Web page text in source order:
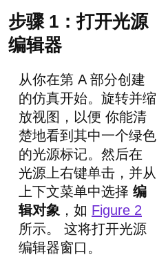
步骤 1：打开光源
编辑器
从你在第 A 部分创建
的仿真开始。旋转并缩
放视图，以便 你能清
楚地看到其中一个绿色
的光源标记。然后在
光源上右键单击，并从
上下文菜单中选择 编
辑对象 ，如 Figure 2
所示。 这将打开光源
编辑器窗口。